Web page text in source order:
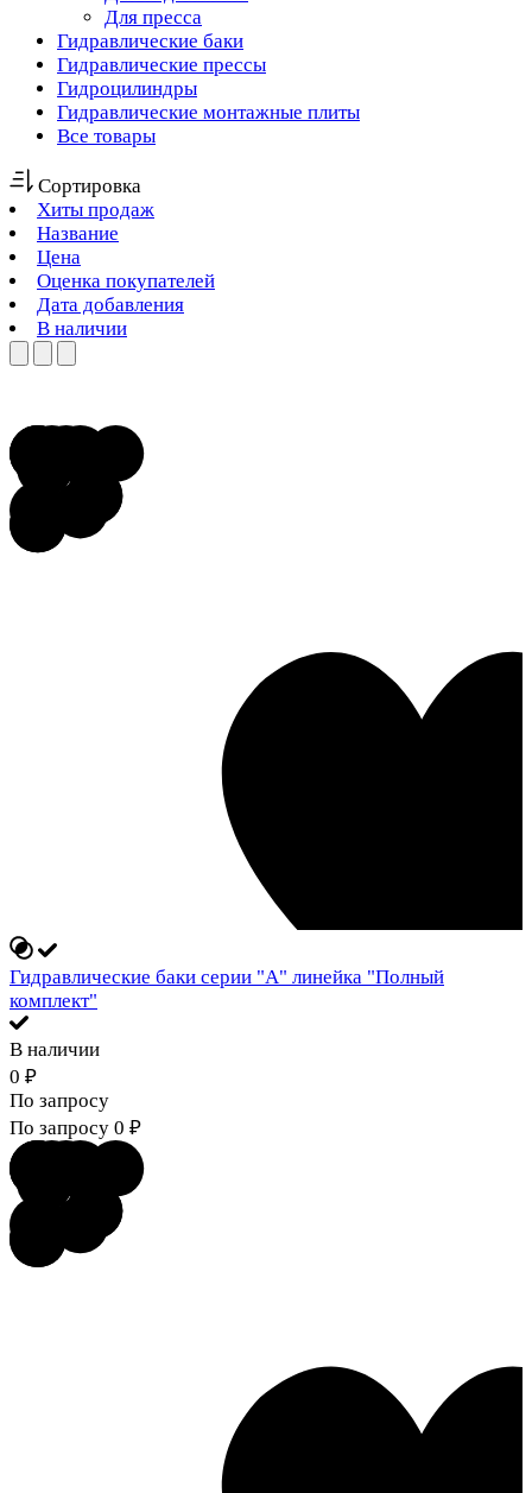
Для пресса
Гидравлические баки
Гидравлические прессы
Гидроцилиндры
Гидравлические монтажные плиты
Все товары
Сортировка
Хиты продаж
Название
Цена
Оценка покупателей
Дата добавления
В наличии
Гидравлические баки серии "А" линейка "Полный
комплект"
В наличии
0 ₽
По запросу
По запросу 0 ₽